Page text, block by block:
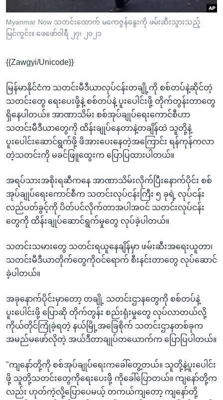
ကြည့်
ရန်
ရန်
ကျော်
ရန်
Myanmar Now သတင်းထောက် မကေဇွန်နွေးကို ဖမ်းဆီးသွားသည့်
မြင်ကွင်း။ ဖေဖော်ဝါရီ ၂၇၊ ၂၀၂၁
{{Zawgyi/Unicode}}
မြန်မာနိုင်ငံက သတင်းမီဒီယာလုပ်ငန်းတချို့ကို စစ်တပ်နဲ့ဆိုင်တဲ့
သတင်းတွေ ရေးပေးဖို့နဲ့ စစ်တပ်နဲ့ ပူးပေါင်းဖို့ တိုက်တွန်းတာတွေ
ရှိနေပါတယ်။ အာဏာသိမ်း စစ်အုပ်ချုပ်ရေးကောင်စီဟာ
သတင်းမီဒီယာတွေကို ထိန်းချုပ်နေတာနဲ့တချိန်ထဲ သူတို့နဲ့
ပူးပေါင်းဆောင်ရွက်ဖို့ ဖိအားပေးနေတဲ့အကြောင်း ရန်ကုန်ကလာ
တဲ့သတင်းကို မခင်ဖြူထွေးက ပြောပြထားပါတယ်။
အရပ်သားအစိုးရဆီကနေ အာဏာသိမ်းလိုက်ပြီးနောက်ပိုင်း စစ်
အုပ်ချုပ်ရေးကောင်စီက သတင်းလုပ်ငန်းကြီး ၅ ခုရဲ့ လုပ်ငန်း
လည်ပတ်ခွင့်ကို ပိတ်ပင်လိုက်တာအပါအဝင် သတင်းလုပ်ငန်း
တွေကို ထိန်းချုပ်ဆောင်ရွက်မှုတွေ လုပ်ခဲ့ပါတယ်။
သတင်းသမားတွေ သတင်းရယူနေချိန်မှာ ဖမ်းဆီးအရေးယူတာ၊
သတင်းမီဒီယာတိုက်တွေကိုဝင်ရောက် စီးနင်းတာတွေ လုပ်ဆောင်
ခဲ့ပါတယ်။
အခုနောက်ပိုင်းမှာတော့ တချို့ သတင်းဌာနတွေကို စစ်တပ်နဲ့
ပူးပေါင်းဖို့ ပြောဆို တိုက်တွန်း စည်းရုံးမှုတွေ လုပ်လာတယ်လို့
ကိုယ်တိုင်ကြုံခဲ့ရတဲ့ နယ်မြို့အခြေစိုက် သတင်းဌာနတစ်ခုက
အမည်မဖော်လိုတဲ့ အယ်ဒီတာချုပ်တယောက်က ပြောပြပါတယ်။
"ကျနော်တို့ကို စစ်အုပ်ချုပ်ရေးကခေါ်တွေ့တယ်။ သူတို့နဲ့ပူးပေါင်း
ဖို့ သူတို့သတင်းတွေကိုရေးပေးဖို့ ကိုခေါ်ပြောတယ်။ ကျနော်တို့က
လည်း ဟုတ်ကဲ့လို့ပြောပေမယ့် တကယ်ကျတော့ ကျနော်တို့